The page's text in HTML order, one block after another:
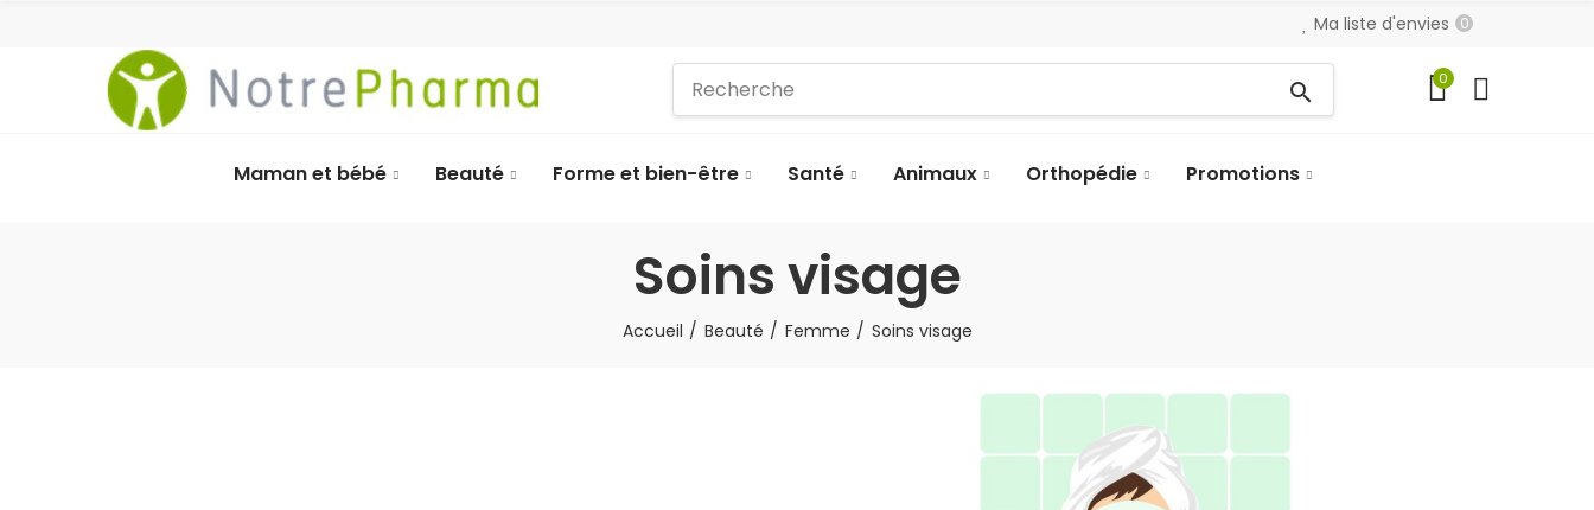
Ma liste d'envies 0
search 0
Maman et bébé Beauté Forme et bien-être Santé Animaux Orthopédie Promotions
Soins visage
Accueil Beauté Femme Soins visage